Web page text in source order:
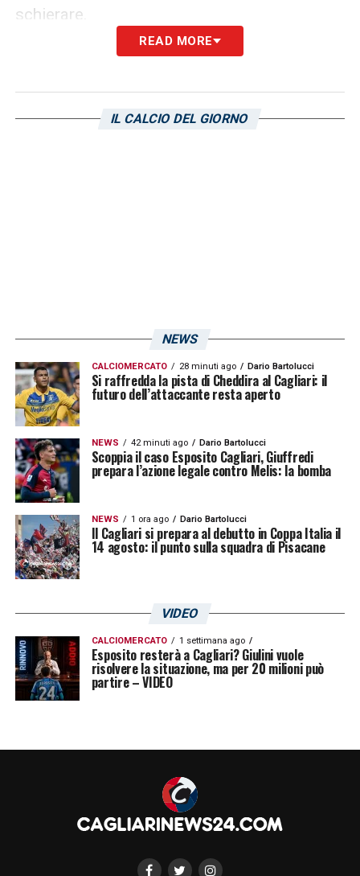
schierare.
A testimonianza dell’atmosfera di
Instagram
, una ricca gallery
Visualizza questo post su Instagram
DOVE SEGUIRE IL MATCH TRA CAGLIARI E
READ MORE
IL CALCIO DEL GIORNO
NEWS
CALCIOMERCATO 28 minuti ago Dario Bartolucci
Si raffredda la pista di Cheddira al Cagliari: il
futuro dell’attaccante resta aperto
NEWS 42 minuti ago Dario Bartolucci
Scoppia il caso Esposito Cagliari, Giuffredi
prepara l’azione legale contro Melis: la bomba
NEWS 1 ora ago Dario Bartolucci
Il Cagliari si prepara al debutto in Coppa Italia il
14 agosto: il punto sulla squadra di Pisacane
VIDEO
CALCIOMERCATO 1 settimana ago
Esposito resterà a Cagliari? Giulini vuole
risolvere la situazione, ma per 20 milioni può
partire – VIDEO